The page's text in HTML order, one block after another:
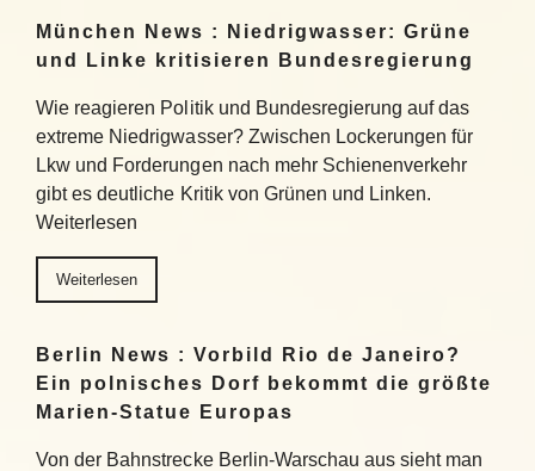
München News : Niedrigwasser: Grüne
und Linke kritisieren Bundesregierung
Wie reagieren Politik und Bundesregierung auf das
extreme Niedrigwasser? Zwischen Lockerungen für
Lkw und Forderungen nach mehr Schienenverkehr
gibt es deutliche Kritik von Grünen und Linken.
Weiterlesen
Weiterlesen
Berlin News : Vorbild Rio de Janeiro?
Ein polnisches Dorf bekommt die größte
Marien-Statue Europas
Von der Bahnstrecke Berlin-Warschau aus sieht man